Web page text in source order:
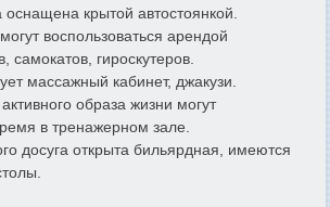
оснащена крытой автостоянкой.
воспользоваться арендой
самокатов, гироскутеров.
массажный кабинет, джакузи.
образа жизни могут
в тренажерном зале.
досуга открыта бильярдная, имеются